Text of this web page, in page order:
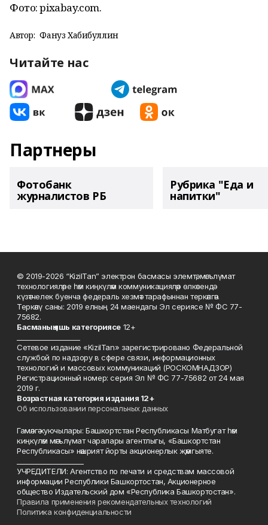
Фото: pixabay.com.
Автор: Фануз Хабибуллин
Читайте нас
Партнеры
Фотобанк
журналистов РБ
Рубрика "Еда и
напитки"
© 2019-2026 “KizilTan” электрон басмасы элемтә, мәгълүмат
технологияләре һәм киңкүләм коммуникацияләр өлкәсендә
күзәтчелек буенча федераль хезмәт тарафыннан теркәлгән.
Теркәлү саны: 2019 елның 24 маендагы Эл сериясе № ФС 77-
75682.
Басманың яшь категориясе12+
Сетевое издание «KizilTan» зарегистрировано Федеральной
службой по надзору в сфере связи, информационных
технологий и массовых коммуникаций (РОСКОМНАДЗОР)
Регистрационный номер: серия Эл № ФС 77-75682 от 24 мая
2019 г.
Возрастная категория издания 12+
Об использовании персональных данных
Гамәлгә куючылары: Башкортстан Республикасы Матбугат һәм
киңкүләм мәгълүмат чаралары агентлыгы, «Башкортстан
Республикасы» нәшрият йорты акционерлык җәмгыяте.
УЧРЕДИТЕЛИ: Агентство по печати и средствам массовой
информации Республики Башкортостан, Акционерное
общество Издательский дом «Республика Башкортостан».
Правила применения рекомендательных технологий
Политика конфиденциальности